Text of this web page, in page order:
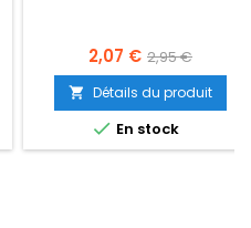
Prix
2,07 € Prix
de
base
2,95 €
 Détails du produit
 En stock